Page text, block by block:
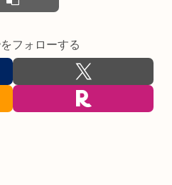
フォローする